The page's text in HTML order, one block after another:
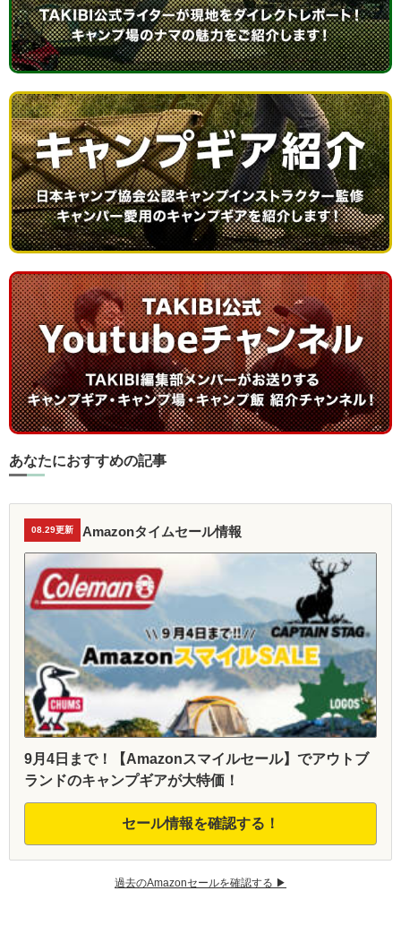
あなたにおすすめの記事
08.29更新 Amazonタイムセール情報
9月4日まで！【Amazonスマイルセール】でアウトブ
ランドのキャンプギアが大特価！
セール情報を確認する！
過去のAmazonセールを確認する ▶︎